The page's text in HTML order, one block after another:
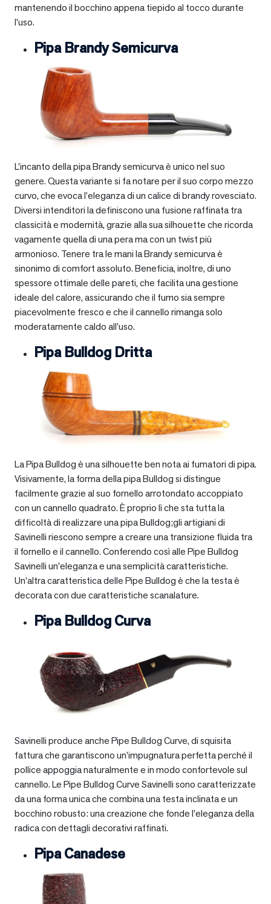
mantenendo il bocchino appena tiepido al tocco durante
l’uso.
Pipa Brandy Semicurva
L’incanto della pipa Brandy semicurva è unico nel suo
genere. Questa variante si fa notare per il suo corpo mezzo
curvo, che evoca l’eleganza di un calice di brandy rovesciato.
Diversi intenditori la definiscono una fusione raffinata tra
classicità e modernità, grazie alla sua silhouette che ricorda
vagamente quella di una pera ma con un twist più
armonioso. Tenere tra le mani la Brandy semicurva è
sinonimo di comfort assoluto. Beneficia, inoltre, di uno
spessore ottimale delle pareti, che facilita una gestione
ideale del calore, assicurando che il fumo sia sempre
piacevolmente fresco e che il cannello rimanga solo
moderatamente caldo all’uso.
Pipa Bulldog Dritta
La Pipa Bulldog è una silhouette ben nota ai fumatori di pipa.
Visivamente, la forma della pipa Bulldog si distingue
facilmente grazie al suo fornello arrotondato accoppiato
con un cannello quadrato. È proprio lì che sta tutta la
difficoltà di realizzare una pipa Bulldog;gli artigiani di
Savinelli riescono sempre a creare una transizione fluida tra
il fornello e il cannello. Conferendo così alle Pipe Bulldog
Savinelli un’eleganza e una semplicità caratteristiche.
Un’altra caratteristica delle Pipe Bulldog è che la testa è
decorata con due caratteristiche scanalature.
Pipa Bulldog Curva
Savinelli produce anche Pipe Bulldog Curve, di squisita
fattura che garantiscono un’impugnatura perfetta perché il
pollice appoggia naturalmente e in modo confortevole sul
cannello. Le Pipe Bulldog Curve Savinelli sono caratterizzate
da una forma unica che combina una testa inclinata e un
bocchino robusto: una creazione che fonde l’eleganza della
radica con dettagli decorativi raffinati.
Pipa Canadese